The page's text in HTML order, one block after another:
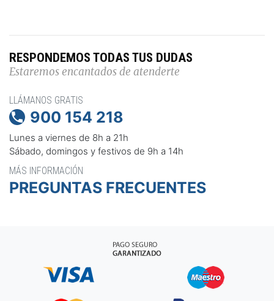
RESPONDEMOS TODAS TUS DUDAS
Estaremos encantados de atenderte
LLÁMANOS GRATIS
 900 154 218
Lunes a viernes de 8h a 21h
Sábado, domingos y festivos de 9h a 14h
MÁS INFORMACIÓN
PREGUNTAS FRECUENTES